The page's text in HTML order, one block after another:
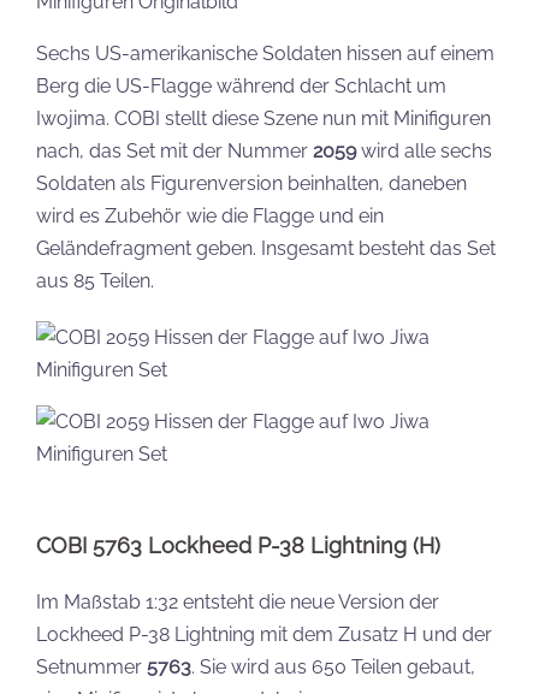
Sechs US-amerikanische Soldaten hissen auf einem
Berg die US-Flagge während der Schlacht um
Iwojima. COBI stellt diese Szene nun mit Minifiguren
nach, das Set mit der Nummer 2059wird alle sechs
Soldaten als Figurenversion beinhalten, daneben
wird es Zubehör wie die Flagge und ein
Geländefragment geben. Insgesamt besteht das Set
aus 85 Teilen.
COBI 5763 Lockheed P-38 Lightning (H)
Im Maßstab 1:32 entsteht die neue Version der
Lockheed P-38 Lightning mit dem Zusatz H und der
Setnummer 5763. Sie wird aus 650 Teilen gebaut,